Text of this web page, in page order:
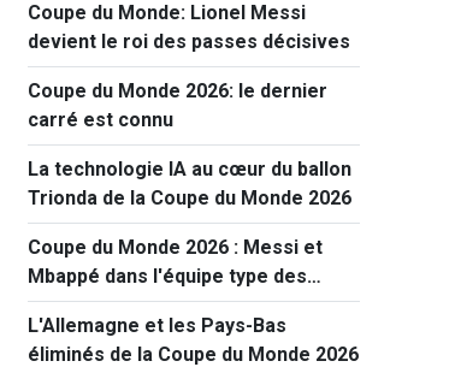
Coupe du Monde: Lionel Messi
devient le roi des passes décisives
Coupe du Monde 2026: le dernier
carré est connu
La technologie IA au cœur du ballon
Trionda de la Coupe du Monde 2026
Coupe du Monde 2026 : Messi et
Mbappé dans l'équipe type des
quarts de finale
L'Allemagne et les Pays-Bas
éliminés de la Coupe du Monde 2026